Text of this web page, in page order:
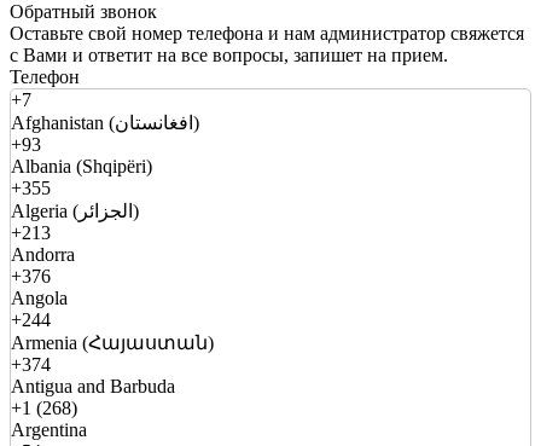
Обратный звонок
Оставьте свой номер телефона и нам администратор свяжется
с Вами и ответит на все вопросы, запишет на прием.
Телефон
+7
Afghanistan (افغانستان)
+93
Albania (Shqipëri)
+355
Algeria (الجزائر)
+213
Andorra
+376
Angola
+244
Armenia (Հայաստան)
+374
Antigua and Barbuda
+1 (268)
Argentina